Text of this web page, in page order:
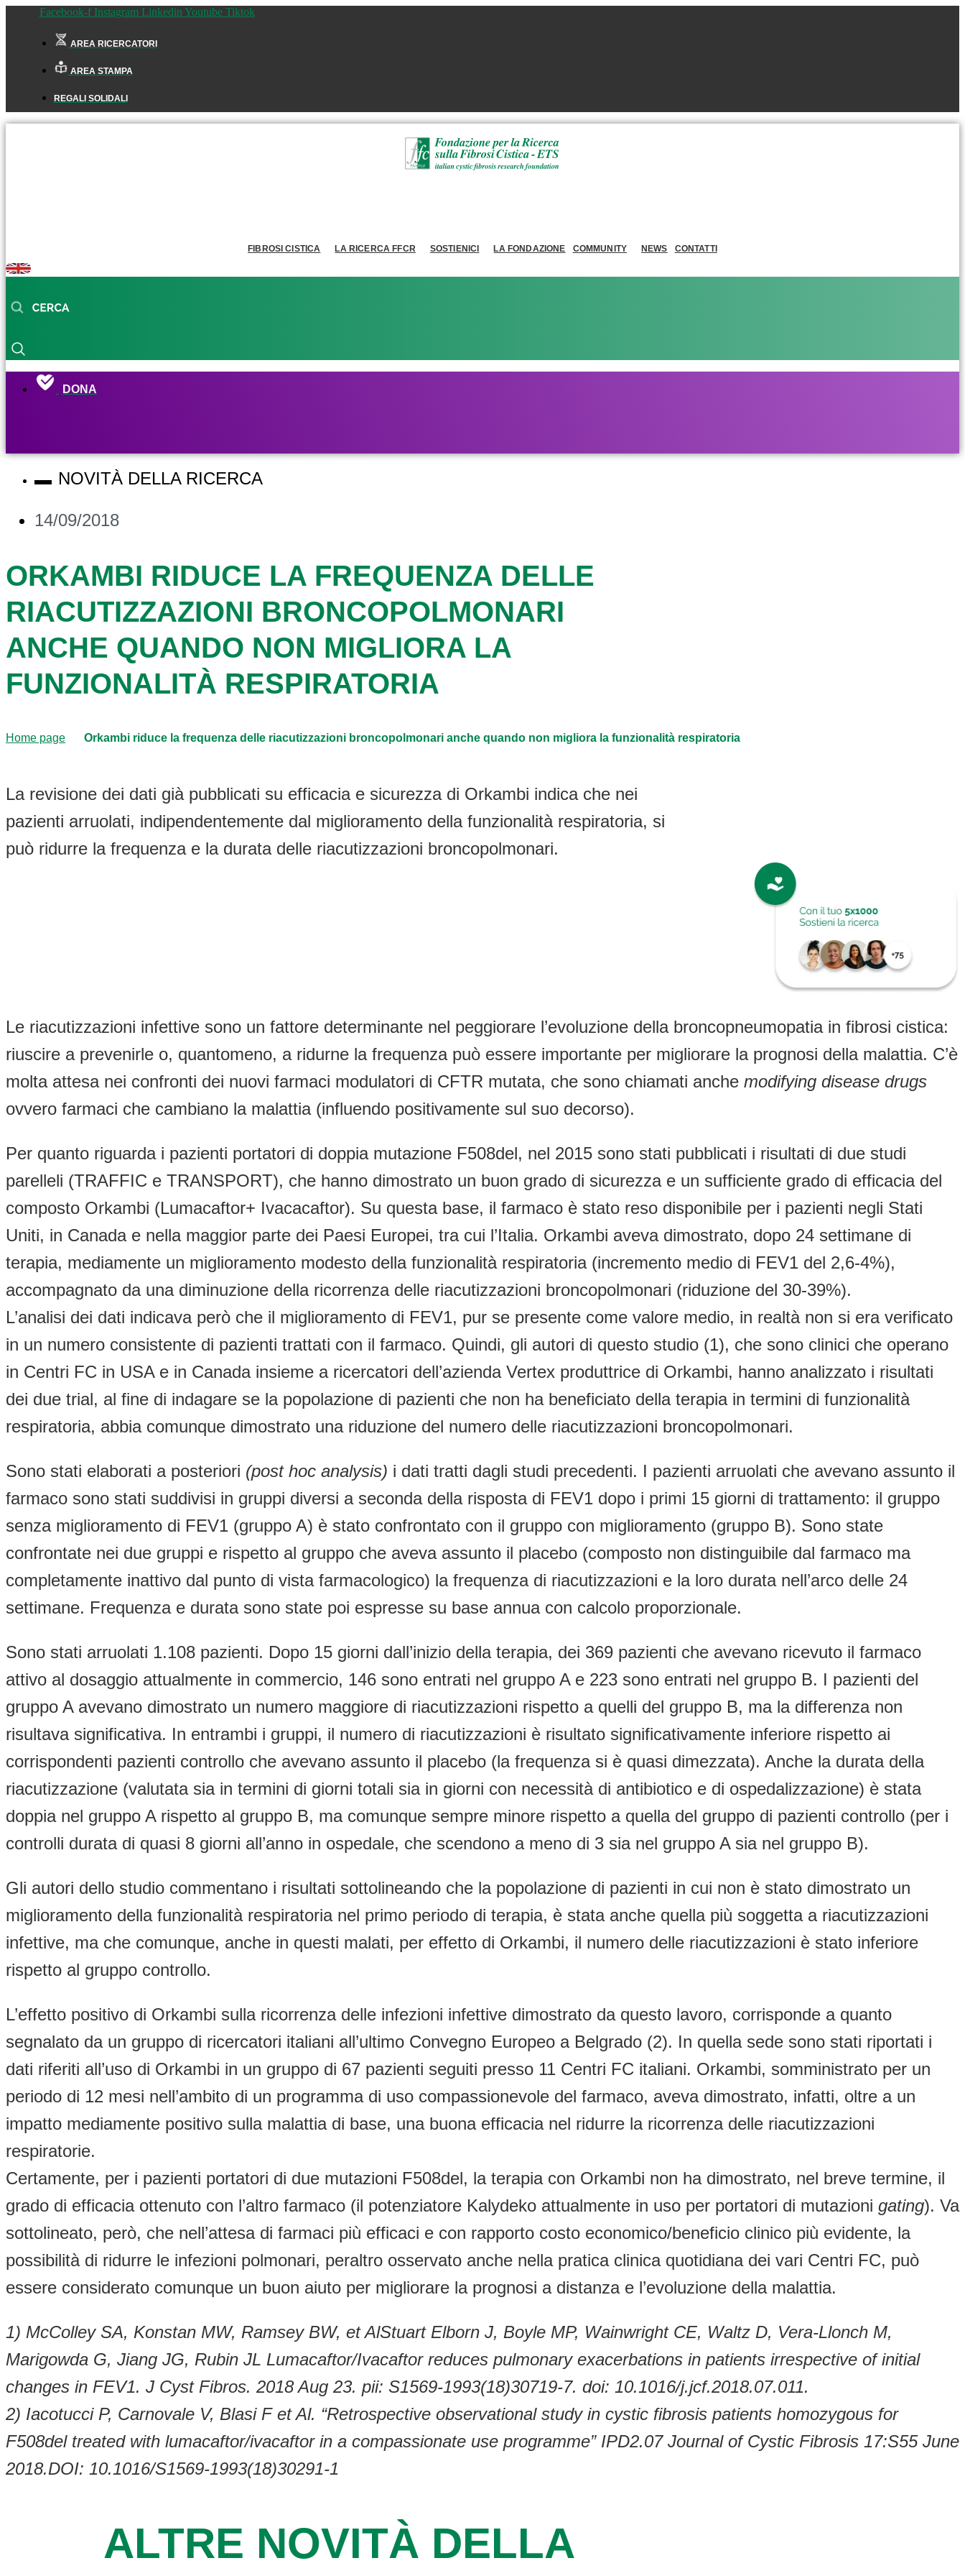
Facebook-f Instagram Linkedin Youtube Tiktok
AREA RICERCATORI
AREA STAMPA
REGALI SOLIDALI
FIBROSI CISTICA LA RICERCA FFCR SOSTIENICI LA FONDAZIONE COMMUNITY NEWS CONTATTI
DONA
NOVITÀ DELLA RICERCA
14/09/2018
ORKAMBI RIDUCE LA FREQUENZA DELLE
RIACUTIZZAZIONI BRONCOPOLMONARI
ANCHE QUANDO NON MIGLIORA LA
FUNZIONALITÀ RESPIRATORIA
Home page Orkambi riduce la frequenza delle riacutizzazioni broncopolmonari anche quando non migliora la funzionalità respiratoria
La revisione dei dati già pubblicati su efficacia e sicurezza di Orkambi indica che nei
pazienti arruolati, indipendentemente dal miglioramento della funzionalità respiratoria, si
può ridurre la frequenza e la durata delle riacutizzazioni broncopolmonari.
Le riacutizzazioni infettive sono un fattore determinante nel peggiorare l’evoluzione della broncopneumopatia in fibrosi cistica:
riuscire a prevenirle o, quantomeno, a ridurne la frequenza può essere importante per migliorare la prognosi della malattia. C’è
molta attesa nei confronti dei nuovi farmaci modulatori di CFTR mutata, che sono chiamati anche modifying disease drugs
ovvero farmaci che cambiano la malattia (influendo positivamente sul suo decorso).
Per quanto riguarda i pazienti portatori di doppia mutazione F508del, nel 2015 sono stati pubblicati i risultati di due studi
parelleli (TRAFFIC e TRANSPORT), che hanno dimostrato un buon grado di sicurezza e un sufficiente grado di efficacia del
composto Orkambi (Lumacaftor+ Ivacacaftor). Su questa base, il farmaco è stato reso disponibile per i pazienti negli Stati
Uniti, in Canada e nella maggior parte dei Paesi Europei, tra cui l’Italia. Orkambi aveva dimostrato, dopo 24 settimane di
terapia, mediamente un miglioramento modesto della funzionalità respiratoria (incremento medio di FEV1 del 2,6-4%),
accompagnato da una diminuzione della ricorrenza delle riacutizzazioni broncopolmonari (riduzione del 30-39%).
L’analisi dei dati indicava però che il miglioramento di FEV1, pur se presente come valore medio, in realtà non si era verificato
in un numero consistente di pazienti trattati con il farmaco. Quindi, gli autori di questo studio (1), che sono clinici che operano
in Centri FC in USA e in Canada insieme a ricercatori dell’azienda Vertex produttrice di Orkambi, hanno analizzato i risultati
dei due trial, al fine di indagare se la popolazione di pazienti che non ha beneficiato della terapia in termini di funzionalità
respiratoria, abbia comunque dimostrato una riduzione del numero delle riacutizzazioni broncopolmonari.
Sono stati elaborati a posteriori (post hoc analysis) i dati tratti dagli studi precedenti. I pazienti arruolati che avevano assunto il
farmaco sono stati suddivisi in gruppi diversi a seconda della risposta di FEV1 dopo i primi 15 giorni di trattamento: il gruppo
senza miglioramento di FEV1 (gruppo A) è stato confrontato con il gruppo con miglioramento (gruppo B). Sono state
confrontate nei due gruppi e rispetto al gruppo che aveva assunto il placebo (composto non distinguibile dal farmaco ma
completamente inattivo dal punto di vista farmacologico) la frequenza di riacutizzazioni e la loro durata nell’arco delle 24
settimane. Frequenza e durata sono state poi espresse su base annua con calcolo proporzionale.
Sono stati arruolati 1.108 pazienti. Dopo 15 giorni dall’inizio della terapia, dei 369 pazienti che avevano ricevuto il farmaco
attivo al dosaggio attualmente in commercio, 146 sono entrati nel gruppo A e 223 sono entrati nel gruppo B. I pazienti del
gruppo A avevano dimostrato un numero maggiore di riacutizzazioni rispetto a quelli del gruppo B, ma la differenza non
risultava significativa. In entrambi i gruppi, il numero di riacutizzazioni è risultato significativamente inferiore rispetto ai
corrispondenti pazienti controllo che avevano assunto il placebo (la frequenza si è quasi dimezzata). Anche la durata della
riacutizzazione (valutata sia in termini di giorni totali sia in giorni con necessità di antibiotico e di ospedalizzazione) è stata
doppia nel gruppo A rispetto al gruppo B, ma comunque sempre minore rispetto a quella del gruppo di pazienti controllo (per i
controlli durata di quasi 8 giorni all’anno in ospedale, che scendono a meno di 3 sia nel gruppo A sia nel gruppo B).
Gli autori dello studio commentano i risultati sottolineando che la popolazione di pazienti in cui non è stato dimostrato un
miglioramento della funzionalità respiratoria nel primo periodo di terapia, è stata anche quella più soggetta a riacutizzazioni
infettive, ma che comunque, anche in questi malati, per effetto di Orkambi, il numero delle riacutizzazioni è stato inferiore
rispetto al gruppo controllo.
L’effetto positivo di Orkambi sulla ricorrenza delle infezioni infettive dimostrato da questo lavoro, corrisponde a quanto
segnalato da un gruppo di ricercatori italiani all’ultimo Convegno Europeo a Belgrado (2). In quella sede sono stati riportati i
dati riferiti all’uso di Orkambi in un gruppo di 67 pazienti seguiti presso 11 Centri FC italiani. Orkambi, somministrato per un
periodo di 12 mesi nell’ambito di un programma di uso compassionevole del farmaco, aveva dimostrato, infatti, oltre a un
impatto mediamente positivo sulla malattia di base, una buona efficacia nel ridurre la ricorrenza delle riacutizzazioni
respiratorie.
Certamente, per i pazienti portatori di due mutazioni F508del, la terapia con Orkambi non ha dimostrato, nel breve termine, il
grado di efficacia ottenuto con l’altro farmaco (il potenziatore Kalydeko attualmente in uso per portatori di mutazioni gating). Va
sottolineato, però, che nell’attesa di farmaci più efficaci e con rapporto costo economico/beneficio clinico più evidente, la
possibilità di ridurre le infezioni polmonari, peraltro osservato anche nella pratica clinica quotidiana dei vari Centri FC, può
essere considerato comunque un buon aiuto per migliorare la prognosi a distanza e l’evoluzione della malattia.
1) McColley SA, Konstan MW, Ramsey BW, et AlStuart Elborn J, Boyle MP, Wainwright CE, Waltz D, Vera-Llonch M,
Marigowda G, Jiang JG, Rubin JL Lumacaftor/Ivacaftor reduces pulmonary exacerbations in patients irrespective of initial
changes in FEV1. J Cyst Fibros. 2018 Aug 23. pii: S1569-1993(18)30719-7. doi: 10.1016/j.jcf.2018.07.011.
2) Iacotucci P, Carnovale V, Blasi F et Al. “Retrospective observational study in cystic fibrosis patients homozygous for
F508del treated with lumacaftor/ivacaftor in a compassionate use programme” IPD2.07 Journal of Cystic Fibrosis 17:S55 June
2018.DOI: 10.1016/S1569-1993(18)30291-1
ALTRE NOVITÀ DELLA